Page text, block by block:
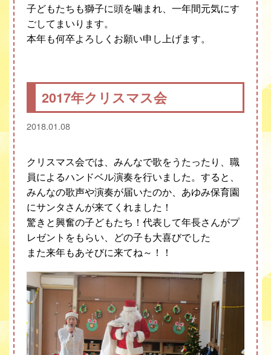
子どもたちも獅子に頭を噛まれ、一年間元気にす
ごしてまいります。
本年も何卒よろしくお願い申し上げます。
2017年クリスマス会
2018.01.08
クリスマス会では、みんなで歌をうたったり、職
員によるハンドベル演奏を行いました。すると、
みんなの歌声や演奏が届いたのか、あゆみ保育園
にサンタさんが来てくれました！
驚きと興奮の子どもたち！代表して年長さんがプ
レゼントをもらい、どの子も大喜びでした
また来年もあそびに来てね～！！